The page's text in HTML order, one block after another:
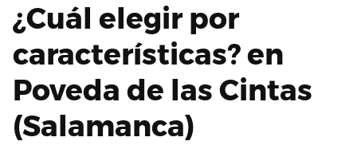
¿Cuál elegir por
características? en
Poveda de las Cintas
(Salamanca)